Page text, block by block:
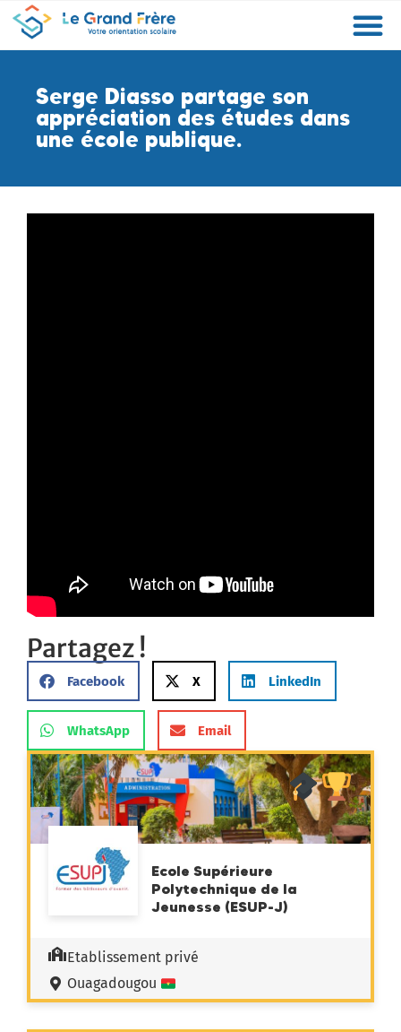
Serge Diasso partage son
appréciation des études dans
une école publique.
Partagez !
Facebook X LinkedIn
WhatsApp Email
Ecole Supérieure
Polytechnique de la
Jeunesse (ESUP-J)
Etablissement privé
Ouagadougou